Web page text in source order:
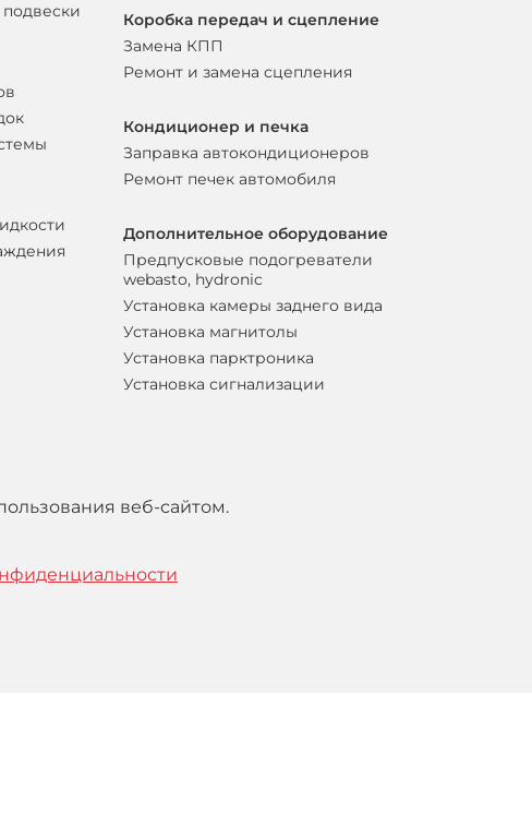
Коробка передач и сцепление
Замена КПП
Ремонт и замена сцепления
Кондиционер и печка
Заправка автокондиционеров
Ремонт печек автомобиля
Дополнительное оборудование
Предпусковые подогреватели
webasto, hydronic
Установка камеры заднего вида
Установка магнитолы
Установка парктроника
Установка сигнализации
веб-сайтом.